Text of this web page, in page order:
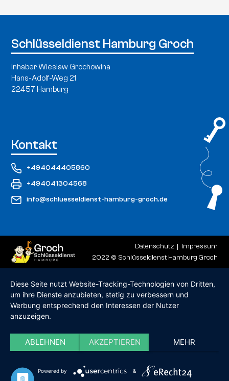
Schlüsseldienst Hamburg Groch
Inhaber Wieslaw Grochowina
Hans-Adolf-Weg 21
22457 Hamburg
Kontakt
+494044405860
+494041304568
info@schluesseldienst-hamburg-groch.de
Datenschutz
Impressum
2022 © Schlüsseldienst Hamburg Groch
Diese Seite nutzt Website-Tracking-Technologien von Dritten,
um ihre Dienste anzubieten, stetig zu verbessern und
Werbung entsprechend den Interessen der Nutzer
anzuzeigen.
ABLEHNEN AKZEPTIEREN MEHR
Powered by &